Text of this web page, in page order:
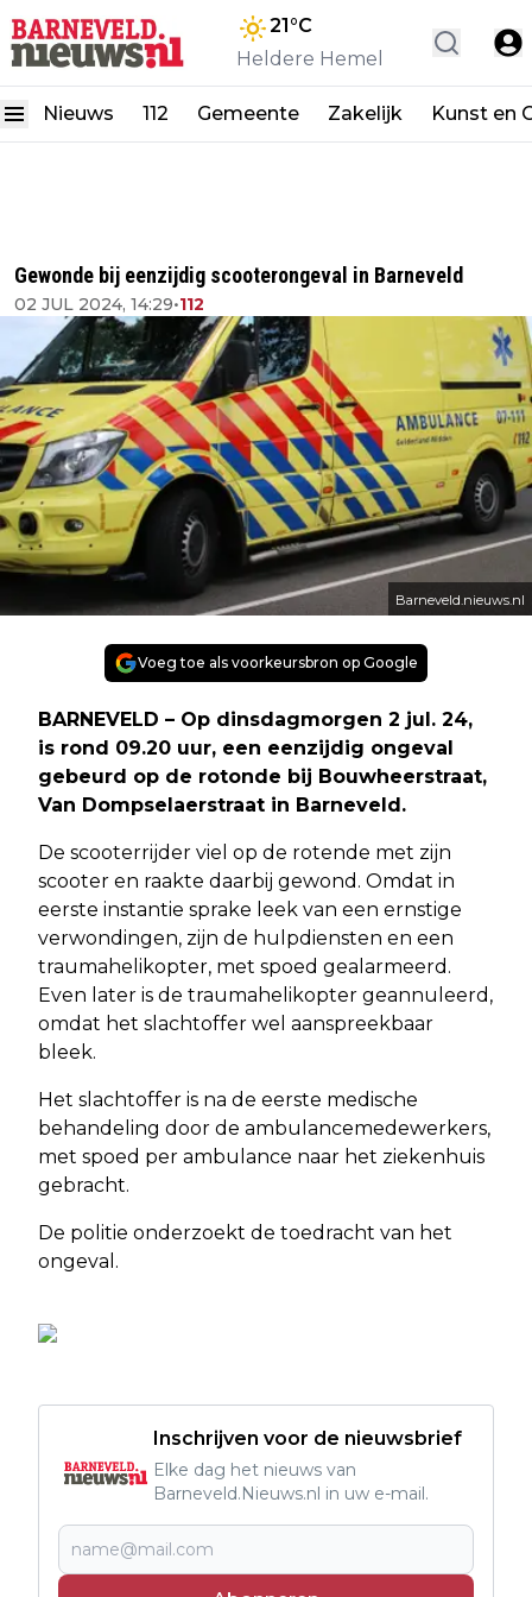
21°C
Heldere Hemel
Nieuws 112 Gemeente Zakelijk Kunst en
Gewonde bij eenzijdig scooterongeval in Barneveld
02 JUL 2024, 14:29•112
Barneveld.nieuws.nl
Voeg toe als voorkeursbron op Google
BARNEVELD – Op dinsdagmorgen 2 jul. 24,
is rond 09.20 uur, een eenzijdig ongeval
gebeurd op de rotonde bij Bouwheerstraat,
Van Dompselaerstraat in Barneveld.
De scooterrijder viel op de rotende met zijn
scooter en raakte daarbij gewond. Omdat in
eerste instantie sprake leek van een ernstige
verwondingen, zijn de hulpdiensten en een
traumahelikopter, met spoed gealarmeerd.
Even later is de traumahelikopter geannuleerd,
omdat het slachtoffer wel aanspreekbaar
bleek.
Het slachtoffer is na de eerste medische
behandeling door de ambulancemedewerkers,
met spoed per ambulance naar het ziekenhuis
gebracht.
De politie onderzoekt de toedracht van het
ongeval.
Inschrijven voor de nieuwsbrief
Elke dag het nieuws van
Barneveld.Nieuws.nl in uw e-mail.